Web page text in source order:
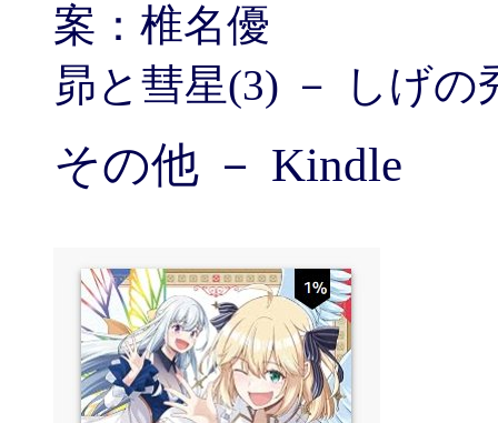
案：椎名優
昴と彗星(3) － しげの
その他 － Kindle